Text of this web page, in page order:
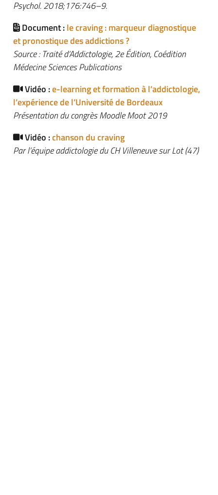
Psychol. 2018;176:746–9.
Document :le craving : marqueur diagnostique
et pronostique des addictions ?
Source : Traité d’Addictologie, 2e Édition, Coédition
Médecine Sciences Publications
Vidéo :e-learning et formation à l’addictologie,
l’expérience de l’Université de Bordeaux
Présentation du congrès Moodle Moot 2019
Vidéo :chanson du craving
Par l’équipe addictologie du CH Villeneuve sur Lot (47)